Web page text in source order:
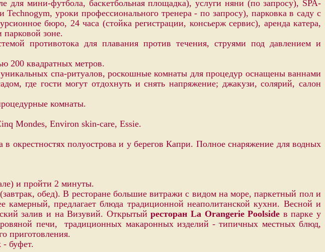
для мини-футбола, баскетбольная площадка), услуги няни (по запросу), SPA-
уроки профессионального тренера - по запросу), парковка в саду с
бюро, 24 часа (стойка регистрации, консьерж сервис), аренда катера,
зоне.
противотока для плавания против течения, струями под давлением и
200 квадратных метров.
спа-ритуалов, роскошные комнаты для процедур оснащены ваннами
где гости могут отдохнуть и снять напряжение; джакузи, солярий, салон
комнаты.
Mondes, Environ skin-care, Essie.
окрестностях полуострова и у берегов Капри. Полное снаряжение для водных
и пройти 2 минуты.
обед). В ресторане большие витражи с видом на море, паркетный пол и
камерный, предлагает блюда традиционной неаполитанской кухни. Весной и
залив и на Визувий. Открытыйресторан La Orangerie Poolside в парке у
печи, традиционных макаронных изделий - типичных местных блюд,
приготовления.
- буфет.